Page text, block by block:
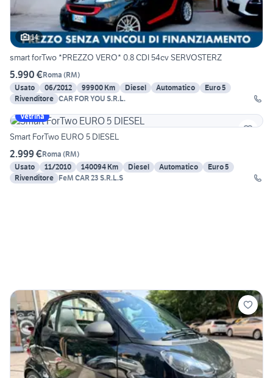
14
smart forTwo *PREZZO VERO* 0.8 CDI 54cv SERVOSTERZ
5.990 €Roma (RM)
Usato
06/2012 99900 Km Diesel Automatico
Euro 5
Rivenditore CAR FOR YOU S.R.L.
Vetrina
Smart ForTwo EURO 5 DIESEL
2.999 €Roma (RM)
Usato
11/2010 140094 Km Diesel Automatico
Euro 5
Rivenditore FeM CAR 23 S.R.L.S